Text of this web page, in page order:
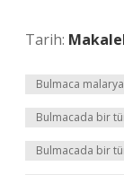
Tarih:
Bulmaca
Bulmacada bir
Bulmacada bir